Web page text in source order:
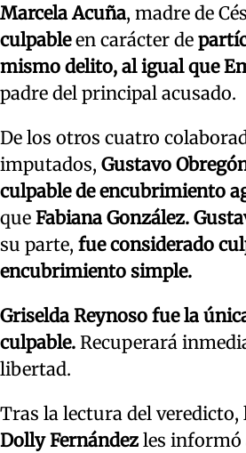
Marcela Acuña, madre de
culpableen carácter de
mismo delito, al igual que
padre del principal acusado.
De los otros cuatro
imputados, Gustavo
culpable de encubrimiento
que Fabiana González.
su parte, fue considerado
encubrimiento simple.
Griselda Reynoso fue la
culpable. Recuperará
libertad.
Tras la lectura del veredicto,
Dolly Fernándezles informó